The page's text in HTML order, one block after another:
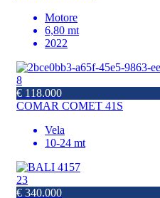
Motore
6,80 mt
2022
8
€ 118.000
COMAR COMET 41S
Vela
10-24 mt
23
€ 340.000